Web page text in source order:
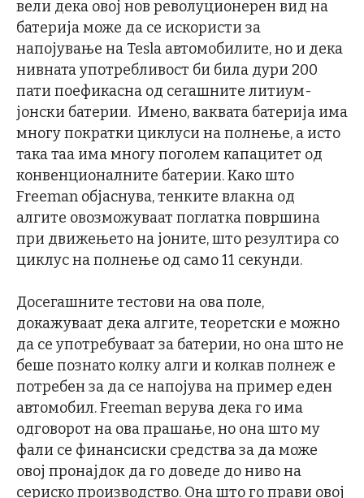
вели дека овој нов револуционерен вид на
батерија може да се искористи за
напојување на Tesla автомобилите, но и дека
нивната употребливост би била дури 200
пати поефикасна од сегашните литиум-
јонски батерии. Имено, ваквата батерија има
многу пократки циклуси на полнење, а исто
така таа има многу поголем капацитет од
конвенционалните батерии. Како што
Freeman објаснува, тенките влакна од
алгите овозможуваат поглатка површина
при движењето на јоните, што резултира со
циклус на полнење од само 11 секунди.
Досегашните тестови на ова поле,
докажуваат дека алгите, теоретски е можно
да се употребуваат за батерии, но она што не
беше познато колку алги и колкав полнеж е
потребен за да се напојува на пример еден
автомобил. Freeman верува дека го има
одговорот на ова прашање, но она што му
фали се финансиски средства за да може
овој пронајдок да го доведе до ниво на
сериско производство. Она што го прави овој